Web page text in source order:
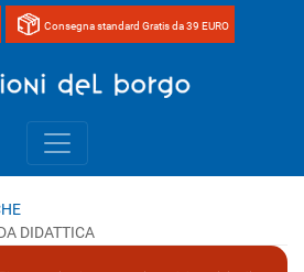
Consegna standard Gratis da 39 EURO
DIDATTICA